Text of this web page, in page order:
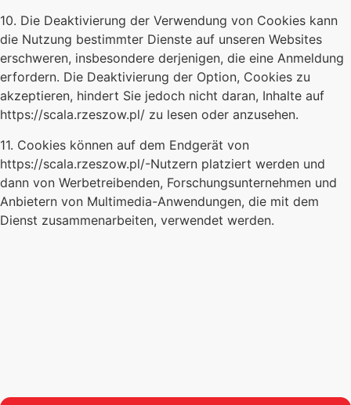
10. Die Deaktivierung der Verwendung von Cookies kann
die Nutzung bestimmter Dienste auf unseren Websites
erschweren, insbesondere derjenigen, die eine Anmeldung
erfordern. Die Deaktivierung der Option, Cookies zu
akzeptieren, hindert Sie jedoch nicht daran, Inhalte auf
https://scala.rzeszow.pl/ zu lesen oder anzusehen.
11. Cookies können auf dem Endgerät von
https://scala.rzeszow.pl/-Nutzern platziert werden und
dann von Werbetreibenden, Forschungsunternehmen und
Anbietern von Multimedia-Anwendungen, die mit dem
Dienst zusammenarbeiten, verwendet werden.